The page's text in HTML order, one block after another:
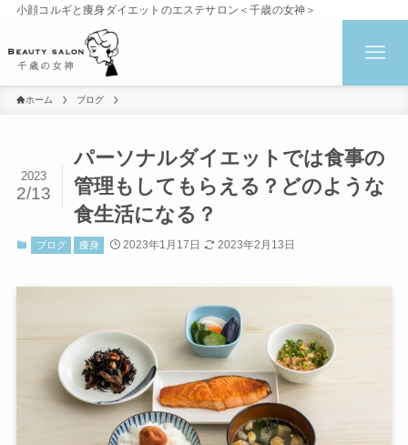
小顔コルギと痩身ダイエットのエステサロン＜千歳の女神＞
ホーム ブログ
パーソナルダイエットでは食事の
管理もしてもらえる？どのような
食生活になる？
2023
2/13
ブログ 痩身 2023年1月17日 2023年2月13日